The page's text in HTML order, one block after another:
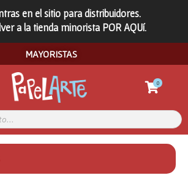
en el sitio para distribuidores.
a la tienda minorista POR AQUí.
MAYORISTAS
0